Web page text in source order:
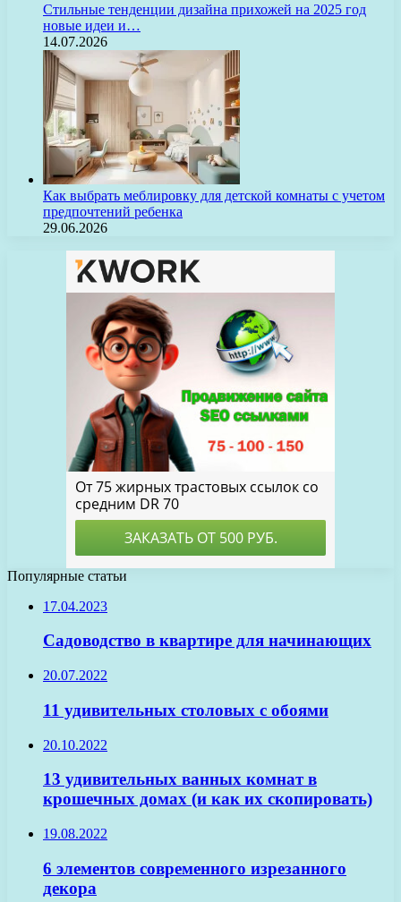
Стильные тенденции дизайна прихожей на 2025 год
новые идеи и…
14.07.2026
Как выбрать меблировку для детской комнаты с учетом
предпочтений ребенка
29.06.2026
Популярные статьи
17.04.2023
Садоводство в квартире для начинающих
20.07.2022
11 удивительных столовых с обоями
20.10.2022
13 удивительных ванных комнат в
крошечных домах (и как их скопировать)
19.08.2022
6 элементов современного изрезанного
декора